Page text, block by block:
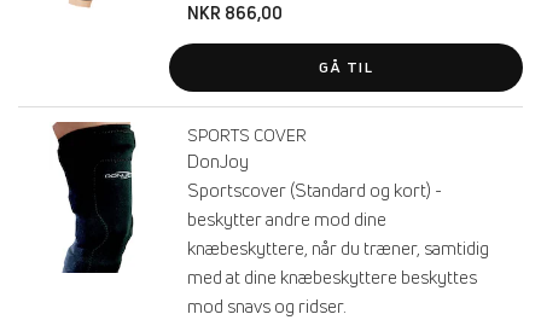
NKR 866,00
GÅ TIL
SPORTS COVER
DonJoy
Sportscover (Standard og kort) -
beskytter andre mod dine
knæbeskyttere, når du træner, samtidig
med at dine knæbeskyttere beskyttes
mod snavs og ridser.